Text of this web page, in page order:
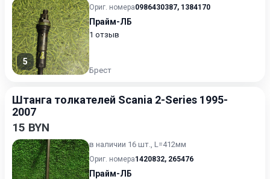
5
Ориг. номера0986430387, 1384170
Прайм-ЛБ
1 отзыв
Брест
Штанга толкателей Scania 2-Series 1995-
2007
15 BYN
в наличии 16 шт., L=412мм
Ориг. номера1420832, 265476
Прайм-ЛБ